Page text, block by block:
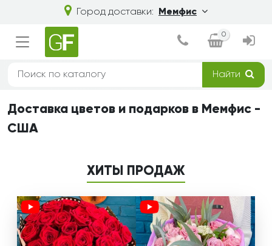
Город доставки: Мемфис
0
Найти
Доставка цветов и подарков в Мемфис -
США
ХИТЫ ПРОДАЖ